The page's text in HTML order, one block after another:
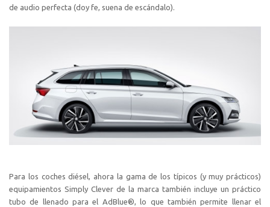
de audio perfecta (doy fe, suena de escándalo).
Para los coches diésel, ahora la gama de los típicos (y muy prácticos)
equipamientos Simply Clever de la marca también incluye un práctico
tubo de llenado para el AdBlue®, lo que también permite llenar el